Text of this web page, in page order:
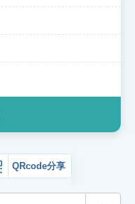
QRcode分享